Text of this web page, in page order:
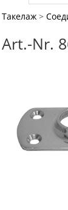
Такелаж>
Art.-Nr.